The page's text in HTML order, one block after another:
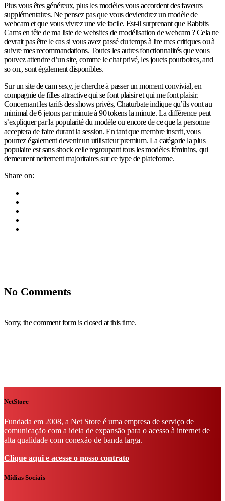
Plus vous êtes généreux, plus les modèles vous accordent des faveurs
supplémentaires. Ne pensez pas que vous deviendrez un modèle de
webcam et que vous vivrez une vie facile. Est-il surprenant que Rabbits
Cams en tête de ma liste de websites de modélisation de webcam ? Cela ne
devrait pas être le cas si vous avez passé du temps à lire mes critiques ou à
suivre mes recommandations. Toutes les autres fonctionnalités que vous
pouvez attendre d’un site, comme le chat privé, les jouets pourboires, and
so on., sont également disponibles.
Sur un site de cam sexy, je cherche à passer un moment convivial, en
compagnie de filles attractive qui se font plaisir et qui me font plaisir.
Concernant les tarifs des shows privés, Chaturbate indique qu’ils vont au
minimal de 6 jetons par minute à 90 tokens la minute. La différence peut
s’expliquer par la popularité du modèle ou encore de ce que la personne
acceptera de faire durant la session. En tant que membre inscrit, vous
pourrez également devenir un utilisateur premium. La catégorie la plus
populaire est sans shock celle regroupant tous les modèles féminins, qui
demeurent nettement majoritaires sur ce type de plateforme.
Share on:
No Comments
Sorry, the comment form is closed at this time.
NetStore
Fundada em 2008, a Net Store é uma empresa de serviço de
comunicação com a ideia de expansão para o acesso à internet de
alta qualidade com conexão de banda larga.
Clique aqui e acesse o nosso contrato
Mídias Sociais